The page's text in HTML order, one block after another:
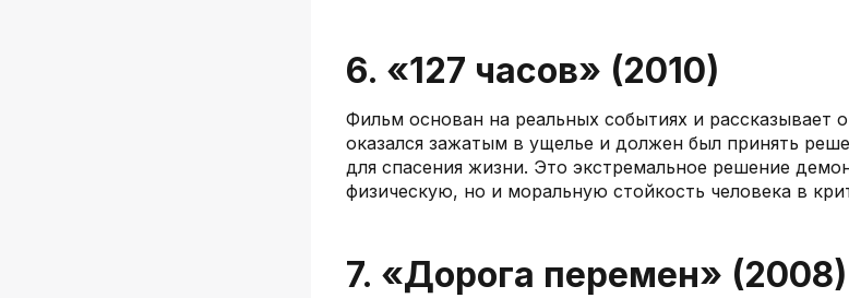
6. «127 часов» (2010)
Фильм основан на реальных событиях и рассказывает
оказался зажатым в ущелье и должен был принять
для спасения жизни. Это экстремальное решение
физическую, но и моральную стойкость человека в
7. «Дорога перемен» (2008)